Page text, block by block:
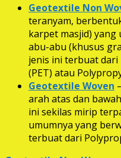
Geotextile Non
teranyam,
karpet masjid)
abu-abu (khusus
jenis ini terbuat
(PET) atau
Geotextile Woven
arah atas dan
ini sekilas mirip
umumnya yang
terbuat dari